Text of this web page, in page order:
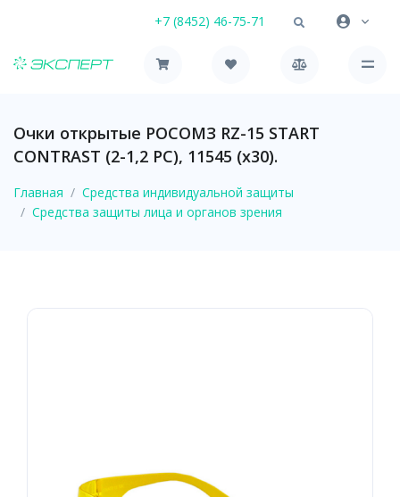
+7 (8452) 46-75-71
Очки открытые РОСОМЗ RZ-15 START
CONTRAST (2-1,2 PC), 11545 (х30).
Главная
Средства индивидуальной защиты
Средства защиты лица и органов зрения